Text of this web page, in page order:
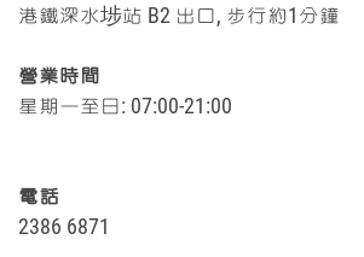
港鐵深水埗站 B2 出口, 步行約1分鐘
營業時間
星期一至日: 07:00-21:00
電話
2386 6871